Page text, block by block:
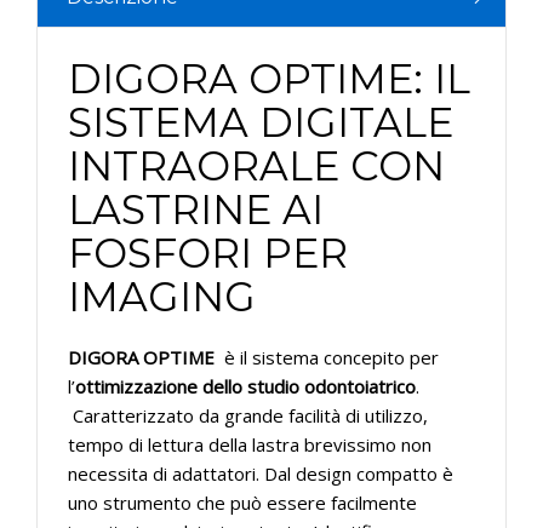
DIGORA OPTIME: IL
SISTEMA DIGITALE
INTRAORALE CON
LASTRINE AI
FOSFORI PER
IMAGING
DIGORA OPTIME è il sistema concepito per
l’ottimizzazione dello studio odontoiatrico.
Caratterizzato da grande facilità di utilizzo,
tempo di lettura della lastra brevissimo non
necessita di adattatori. Dal design compatto è
uno strumento che può essere facilmente